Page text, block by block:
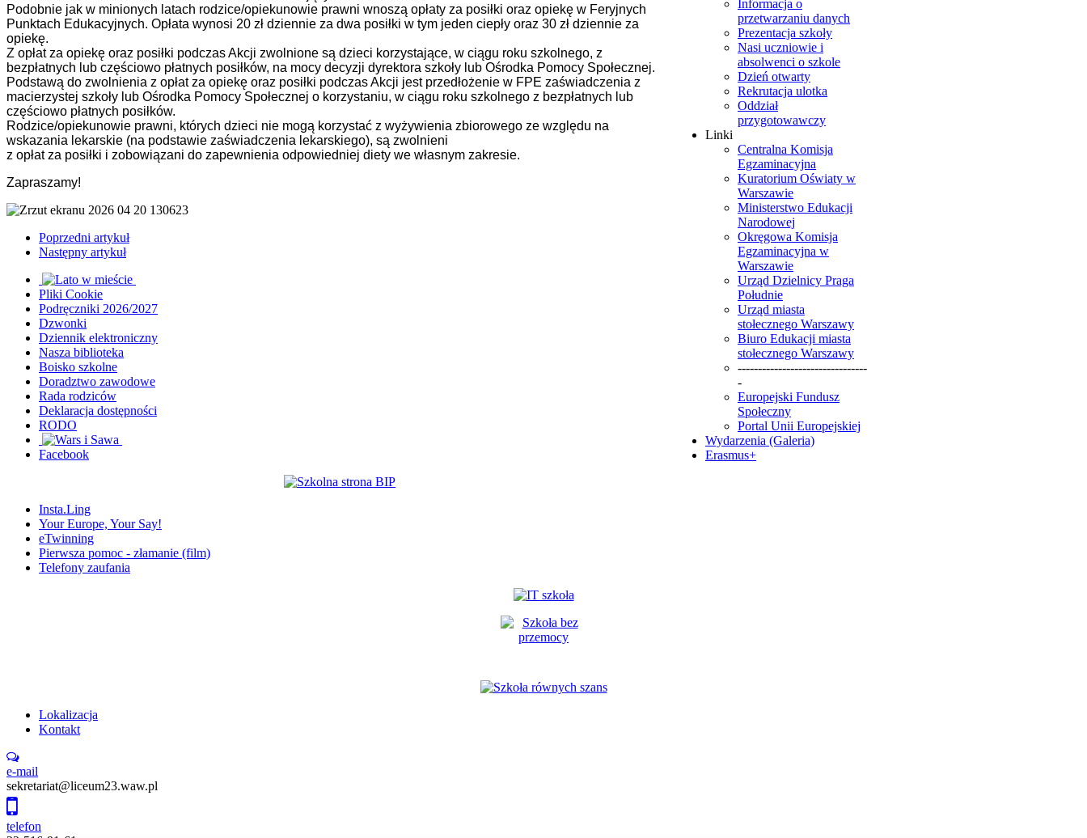
Informacja o
przetwarzaniu danych
Prezentacja szkoły
Nasi uczniowie i
absolwenci o szkole
Dzień otwarty
Rekrutacja ulotka
Oddział
przygotowawczy
Linki
Centralna Komisja
Egzaminacyjna
Kuratorium Oświaty w
Warszawie
Ministerstwo Edukacji
Narodowej
Okręgowa Komisja
Egzaminacyjna w
Warszawie
Urząd Dzielnicy Praga
Południe
Urząd miasta
stołecznego Warszawy
Biuro Edukacji miasta
stołecznego Warszawy
--------------------------------
-
Europejski Fundusz
Społeczny
Portal Unii Europejskiej
Wydarzenia (Galeria)
Erasmus+
Podobnie jak w minionych latach rodzice/opiekunowie prawni wnoszą opłaty za posiłki oraz opiekę w Feryjnych
Punktach Edukacyjnych. Opłata wynosi 20 zł dziennie za dwa posiłki w tym jeden ciepły oraz 30 zł dziennie za
opiekę.
Z opłat za opiekę oraz posiłki podczas Akcji zwolnione są dzieci korzystające, w ciągu roku szkolnego, z
bezpłatnych lub częściowo płatnych posiłków, na mocy decyzji dyrektora szkoły lub Ośrodka Pomocy Społecznej.
Podstawą do zwolnienia z opłat za opiekę oraz posiłki podczas Akcji jest przedłożenie w FPE zaświadczenia z
macierzystej szkoły lub Ośrodka Pomocy Społecznej o korzystaniu, w ciągu roku szkolnego z bezpłatnych lub
częściowo płatnych posiłków.
Rodzice/opiekunowie prawni, których dzieci nie mogą korzystać z wyżywienia zbiorowego ze względu na
wskazania lekarskie (na podstawie zaświadczenia lekarskiego), są zwolnieni
z opłat za posiłki i zobowiązani do zapewnienia odpowiedniej diety we własnym zakresie.
Zapraszamy!
Poprzedni artykuł
Następny artykuł
Pliki Cookie
Podręczniki 2026/2027
Dzwonki
Dziennik elektroniczny
Nasza biblioteka
Boisko szkolne
Doradztwo zawodowe
Rada rodziców
Deklaracja dostępności
RODO
Facebook
Insta.Ling
Your Europe, Your Say!
eTwinning
Pierwsza pomoc - złamanie (film)
Telefony zaufania
Lokalizacja
Kontakt
e-mail
sekretariat@liceum23.waw.pl
telefon